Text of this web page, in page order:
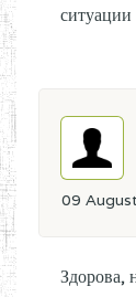
ситуации
09
Здорова,